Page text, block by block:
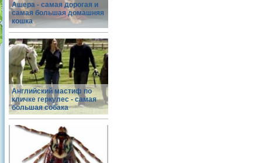
Ашера - самая дорогая и
самая большая домашняя
кошка
Английский мастиф по
кличке геркулес - самая
большая собака